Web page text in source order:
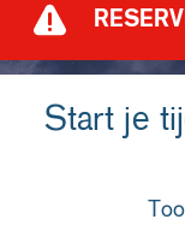
Start je